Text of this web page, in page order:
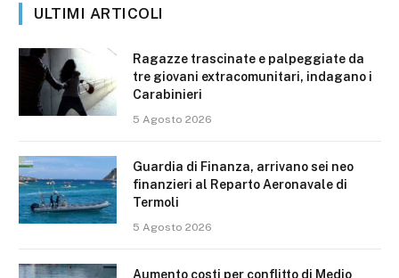
ULTIMI ARTICOLI
Ragazze trascinate e palpeggiate da
tre giovani extracomunitari, indagano i
Carabinieri
5 Agosto 2026
Guardia di Finanza, arrivano sei neo
finanzieri al Reparto Aeronavale di
Termoli
5 Agosto 2026
Aumento costi per conflitto di Medio